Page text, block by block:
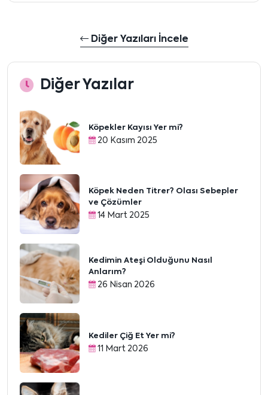
Diğer Yazıları İncele
Diğer Yazılar
Köpekler Kayısı Yer mi?
20 Kasım 2025
Köpek Neden Titrer? Olası Sebepler
ve Çözümler
14 Mart 2025
Kedimin Ateşi Olduğunu Nasıl
Anlarım?
26 Nisan 2026
Kediler Çiğ Et Yer mi?
11 Mart 2026